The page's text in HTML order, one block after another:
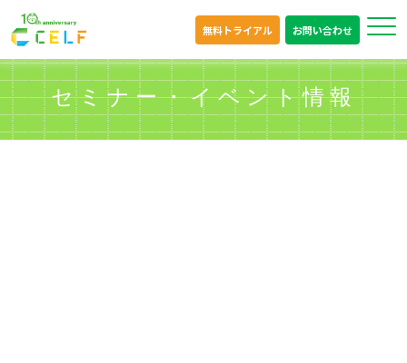
無料トライアル お問い合わせ
セミナー・イベント情報